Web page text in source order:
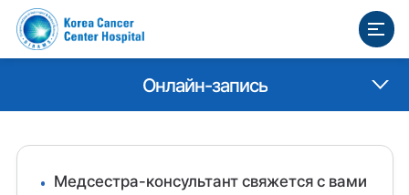
Онлайн-запись
Медсестра-консультант свяжется с вами